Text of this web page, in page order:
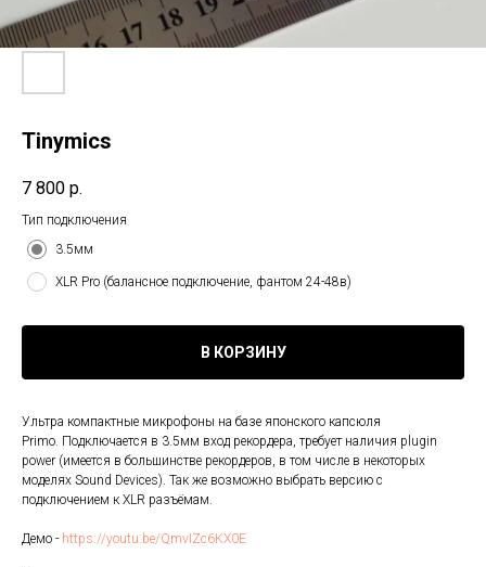
Tinymics
7 800 р.
Тип подключения
3.5мм
XLR Pro (балансное подключение, фантом 24-48в)
В КОРЗИНУ
Ультра компактные микрофоны на базе японского капсюля
Primo. Подключается в 3.5мм вход рекордера, требует наличия plugin
power (имеется в большинстве рекордеров, в том числе в некоторых
моделях Sound Devices). Так же возможно выбрать версию с
подключением к XLR разъёмам.
Демо - https://youtu.be/QmvIZc6KX0E